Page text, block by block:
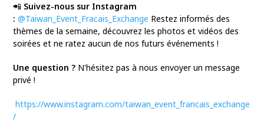
📲 Suivez-nous sur Instagram
: @Taiwan_Event_Fracais_Exchange Restez informés des
thèmes de la semaine, découvrez les photos et vidéos des
soirées et ne ratez aucun de nos futurs événements !
Une question ? N'hésitez pas à nous envoyer un message
privé !
https://www.instagram.com/taiwan_event_francais_exchange
/